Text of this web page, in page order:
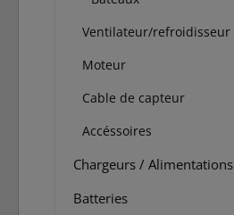
Ventilateur/refroidisseur
Moteur
Cable de capteur
Accéssoires
Chargeurs / Alimentations
Batteries